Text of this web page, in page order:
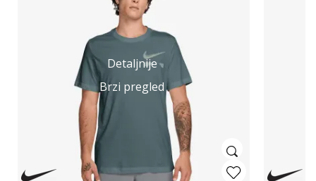
Detaljnije
Brzi pregled